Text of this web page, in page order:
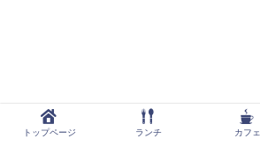
トップページ ランチ カフェ